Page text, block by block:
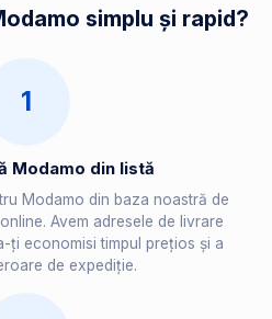
simplu și rapid?
1
Modamo din listă
Modamo din baza noastră de
Avem adresele de livrare
ți economisi timpul prețios și a
de expediție.